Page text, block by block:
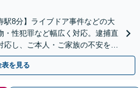
駅8分】ライブドア事件などの大
性犯罪など幅広く対応。逮捕直
し、ご本人・ご家族の不安を最
【WEB面談可能】
表を見る